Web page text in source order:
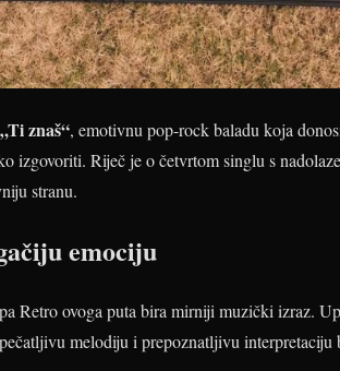
„Ti znaš“, emotivnu pop-rock baladu koja
izgovoriti. Riječ je o četvrtom singlu s
stranu.
emociju
Retro ovoga puta bira mirniji muzički izraz.
melodiju i prepoznatljivu interpretaciju